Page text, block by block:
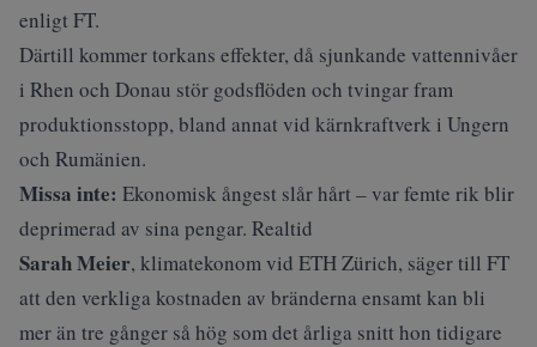
enligt FT.
Därtill kommer torkans effekter, då sjunkande vattennivåer
i Rhen och Donau stör godsflöden och tvingar fram
produktionsstopp, bland annat vid kärnkraftverk i Ungern
och Rumänien.
Missa inte: Ekonomisk ångest slår hårt – var femte rik blir
deprimerad av sina pengar. Realtid
Sarah Meier, klimatekonom vid ETH Zürich, säger till FT
att den verkliga kostnaden av bränderna ensamt kan bli
mer än tre gånger så hög som det årliga snitt hon tidigare